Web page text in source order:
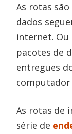
As rotas
dados
internet. Ou
pacotes de
entregues
As rotas de
série de